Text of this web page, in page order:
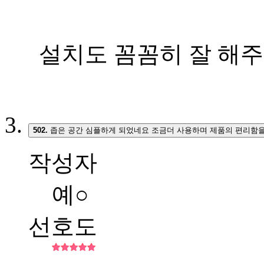
설치도 꼼꼼히 잘 해
502. 좁은 공간 심플하게 되었네요 조금더 사용하며 제품의 편리함
작성자
예○
선호도